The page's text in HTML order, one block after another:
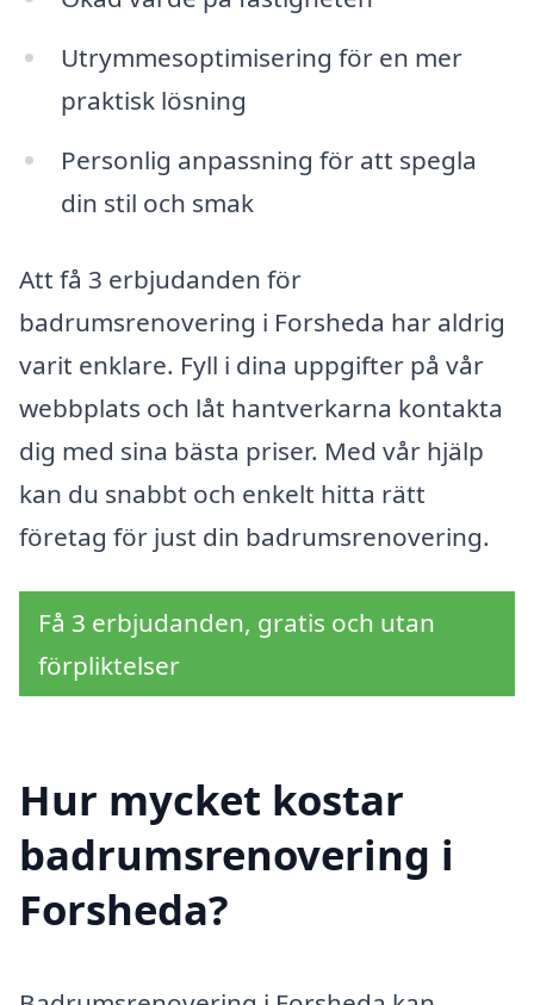
Utrymmesoptimisering för en mer
praktisk lösning
Personlig anpassning för att spegla
din stil och smak
Att få 3 erbjudanden för
badrumsrenovering i Forsheda har aldrig
varit enklare. Fyll i dina uppgifter på vår
webbplats och låt hantverkarna kontakta
dig med sina bästa priser. Med vår hjälp
kan du snabbt och enkelt hitta rätt
företag för just din badrumsrenovering.
Få 3 erbjudanden, gratis och utan
förpliktelser
Hur mycket kostar
badrumsrenovering i
Forsheda?